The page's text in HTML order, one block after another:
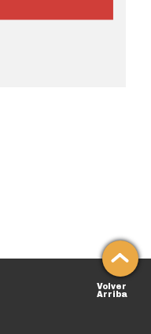
Volver
Arriba